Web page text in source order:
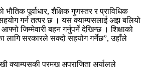
पूर्वाधार, शैक्षिक गुणस्तर र प्राविधिक
गर्न तत्पर छ । यस क्याम्पसलाई अझ बलियो
जिम्मेवारी बहन गर्नुपर्ने देखिन्छ । शिक्षाको
लागि सरकारले सक्दो सहयोग गर्नेछ”, उहाँले
क्याम्पसकी प्रमुख अपराजिता अर्यालले